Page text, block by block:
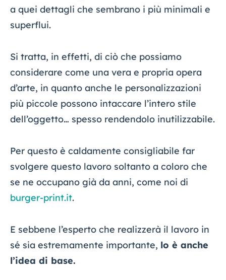
a quei dettagli che sembrano i più minimali e
superflui.
Si tratta, in effetti, di ciò che possiamo
considerare come una vera e propria opera
d’arte, in quanto anche le personalizzazioni
più piccole possono intaccare l’intero stile
dell’oggetto… spesso rendendolo inutilizzabile.
Per questo è caldamente consigliabile far
svolgere questo lavoro soltanto a coloro che
se ne occupano già da anni, come noi di
burger-print.it.
E sebbene l’esperto che realizzerà il lavoro in
sé sia estremamente importante, lo è anche
l’idea di base.